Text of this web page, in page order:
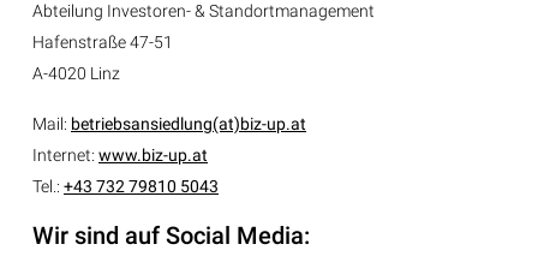
Abteilung Investoren- & Standortmanagement
Hafenstraße 47-51
A-4020 Linz
Mail: betriebsansiedlung(at)biz-up.at
Internet: www.biz-up.at
Tel.: +43 732 79810 5043
Wir sind auf Social Media: